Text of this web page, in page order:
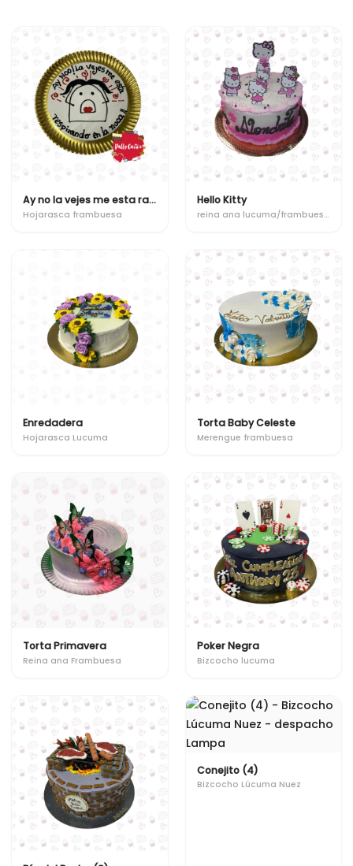
Ay no la vejes me esta raspirando en la nuca !!
Hojarasca frambuesa
Hello Kitty
reina ana lucuma/frambuesa/nuez
Enredadera
Hojarasca Lucuma
Torta Baby Celeste
Merengue frambuesa
Torta Primavera
Reina ana Frambuesa
Poker Negra
Bizcocho lucuma
Conejito (4)
Bizcocho Lúcuma Nuez